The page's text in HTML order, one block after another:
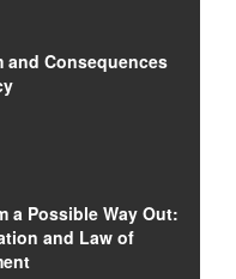
and Consequences
a Possible Way Out:
and Law of